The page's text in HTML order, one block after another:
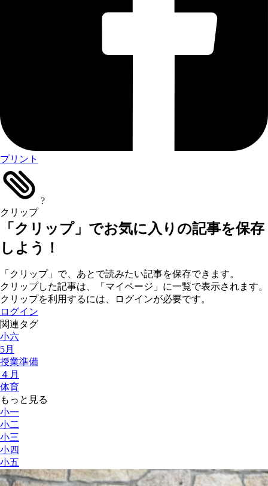
プリント
クリップ
?
「クリップ」でお気に入りの記事を保存
しよう！
「クリップ」で、あとで読みたい記事を保存できます。
クリップした記事は、「マイページ」に一覧で表示されます。
クリップを利用するには、ログインが必要です。
ログイン
関連タグ
小六
5月
授業準備
４月
体育
もっと見る
小一
小二
小三
小四
小五